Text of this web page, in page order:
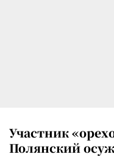
Участник
Полянский